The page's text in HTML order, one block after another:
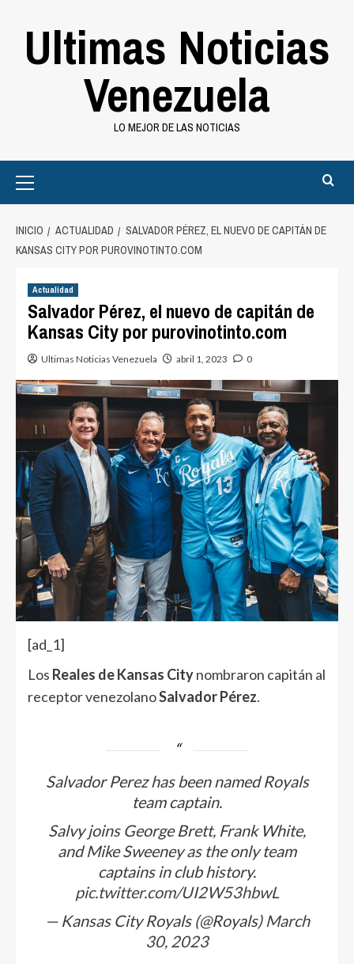
Ultimas Noticias
Venezuela
LO MEJOR DE LAS NOTICIAS
Menu
INICIO ACTUALIDAD
SALVADOR PÉREZ, EL NUEVO DE CAPITÁN DE
KANSAS CITY POR PUROVINOTINTO.COM
Actualidad
Salvador Pérez, el nuevo de capitán de
Kansas City por purovinotinto.com
Ultimas Noticias Venezuela abril 1, 2023 0
[ad_1]
Los Reales de Kansas Citynombraron capitán al
receptor venezolanoSalvador Pérez.
Salvador Perez has been named Royals
team captain.
Salvy joins George Brett, Frank White,
and Mike Sweeney as the only team
captains in club history.
pic.twitter.com/UI2W53hbwL
— Kansas City Royals (@Royals) March
30, 2023